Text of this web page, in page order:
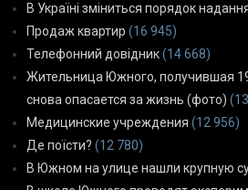
В Україні зміниться порядок
Продаж квартир (16 945)
Телефонний довідник(14 668)
Жительница Южного, получившая
снова опасается за жизнь (фото)
Медицинские учреждения (12 956)
Де поїсти? (12 780)
В Южном на улице нашли крупную